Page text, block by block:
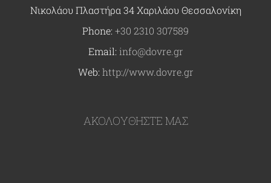
Νικολάου Πλαστήρα 34 Χαριλάου Θεσσαλονίκη
Phone: +30 2310 307589
Email: info@dovre.gr
Web: http://www.dovre.gr
ΑΚΟΛΟΥΘΉΣΤΕ ΜΑΣ